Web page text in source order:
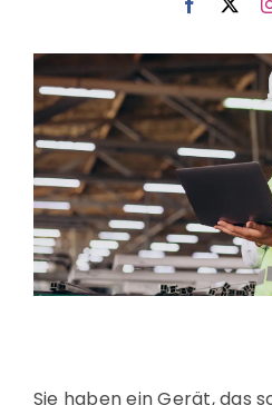
Sie haben ein Gerät, das